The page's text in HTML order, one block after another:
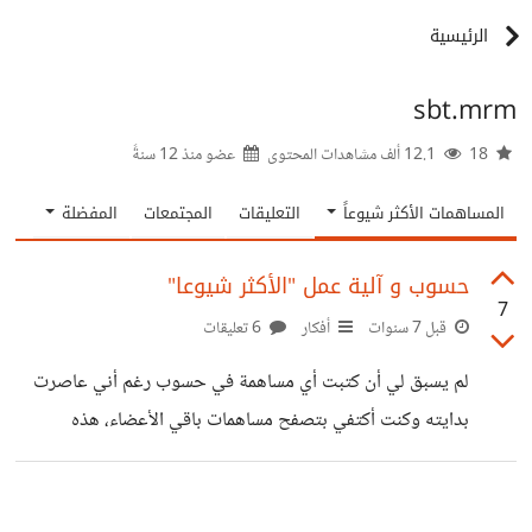
الرئيسية
sbt.mrm
عضو منذ12 سنةً
المساهمات الأكثر شيوعاً التعليقات المجتمعات المفضلة
7
حسوب و آلية عمل "الأكثر شيوعا"
قبل 7 سنوات أفكار
لم يسبق لي أن كتبت أي مساهمة في حسوب رغم أني عاصرت
بدايته وكنت أكتفي بتصفح مساهمات باقي الأعضاء، هذه
المساهمات كانت أغلبها إن لم تكن كلها تظهر لي في الأكثر شيوعا